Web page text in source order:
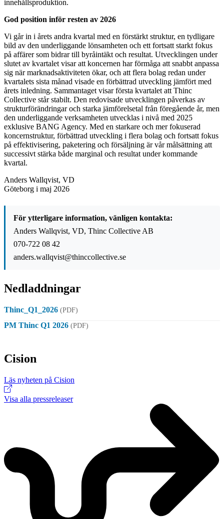
innehållsproduktion.
God position inför resten av 2026
Vi går in i årets andra kvartal med en förstärkt struktur, en tydligare
bild av den underliggande lönsamheten och ett fortsatt starkt fokus
på affärer som bidrar till byråintäkt och resultat. Utvecklingen under
slutet av kvartalet visar att koncernen har förmåga att snabbt anpassa
sig när marknadsaktiviteten ökar, och att flera bolag redan under
kvartalets sista månad visade en förbättrad utveckling jämfört med
årets inledning. Sammantaget visar första kvartalet att Thinc
Collective står stabilt. Den redovisade utvecklingen påverkas av
strukturförändringar och starka jämförelsetal från föregående år, men
den underliggande verksamheten utvecklas i nivå med 2025
exklusive BANG Agency. Med en starkare och mer fokuserad
koncernstruktur, förbättrad utveckling i flera bolag och fortsatt fokus
på effektivisering, paketering och försäljning är vår målsättning att
successivt stärka både marginal och resultat under kommande
kvartal.
Anders Wallqvist, VD
Göteborg i maj 2026
För ytterligare information, vänligen kontakta:
Anders Wallqvist, VD, Thinc Collective AB
070-722 08 42
anders.wallqvist@thinccollective.se
Nedladdningar
Thinc_Q1_2026 (PDF)
PM Thinc Q1 2026 (PDF)
Cision
Läs nyheten på Cision
Visa alla pressreleaser